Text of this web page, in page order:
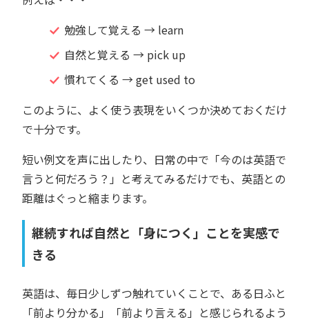
勉強して覚える → learn
自然と覚える → pick up
慣れてくる → get used to
このように、よく使う表現をいくつか決めておくだけ
で十分です。
短い例文を声に出したり、日常の中で「今のは英語で
言うと何だろう？」と考えてみるだけでも、英語との
距離はぐっと縮まります。
継続すれば自然と「身につく」ことを実感で
きる
英語は、毎日少しずつ触れていくことで、ある日ふと
「前より分かる」「前より言える」と感じられるよう